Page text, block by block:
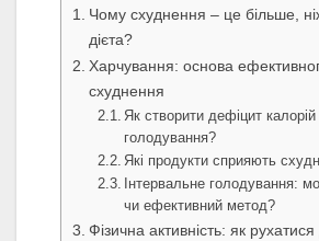
Чому схуднення – це більше,
дієта?
Харчування: основа
схуднення
Як створити дефіцит калорій
голодування?
Які продукти сприяють
Інтервальне голодування:
чи ефективний метод?
Фізична активність: як